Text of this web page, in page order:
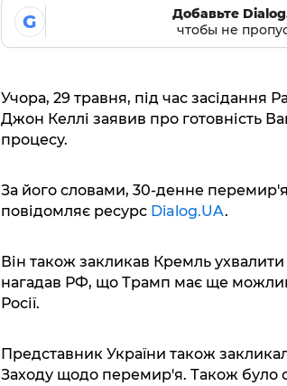
G
Добавьте
чтобы не
Учора, 29 травня, під час
Джон Келлі заявив про готовність
процесу.
За його словами, 30-денне перемир'я
повідомляє ресурс Dialog.UA.
Він також закликав Кремль
нагадав РФ, що Трамп має ще
Росії.
Представник України також
Заходу щодо перемир'я. Також було